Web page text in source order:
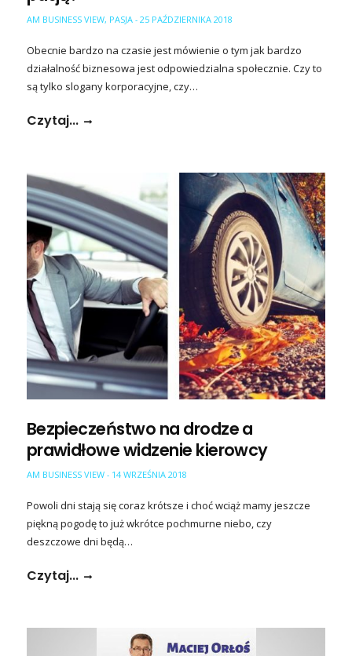
AM BUSINESS VIEW, PASJA - 25 PAŹDZIERNIKA 2018
Obecnie bardzo na czasie jest mówienie o tym jak bardzo
działalność biznesowa jest odpowiedzialna społecznie. Czy to
są tylko slogany korporacyjne, czy…
Czytaj...
Bezpieczeństwo na drodze a
prawidłowe widzenie kierowcy
AM BUSINESS VIEW - 14 WRZEŚNIA 2018
Powoli dni stają się coraz krótsze i choć wciąż mamy jeszcze
piękną pogodę to już wkrótce pochmurne niebo, czy
deszczowe dni będą…
Czytaj...